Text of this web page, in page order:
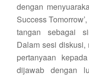
dengan
Success
tangan sebagai
Dalam sesi diskusi,
pertanyaan
dijawab dengan